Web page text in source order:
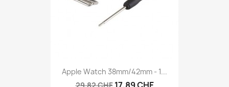
Apple Watch 38mm/42mm - 1...